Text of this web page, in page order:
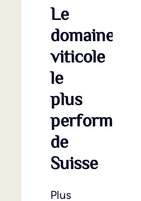
Le
domaine
viticole
le
plus
performant
de
Suisse
Plus